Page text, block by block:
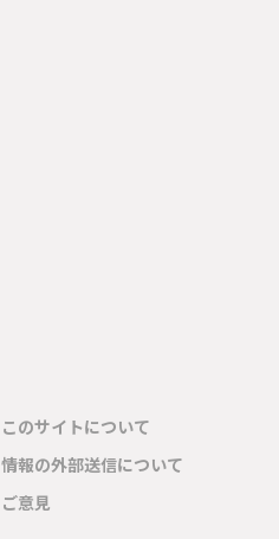
このサイトについて
情報の外部送信について
ご意見